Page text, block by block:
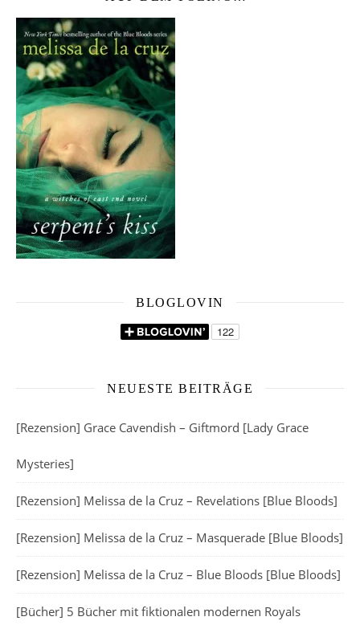
BLOGLOVIN
NEUESTE BEITRÄGE
[Rezension] Grace Cavendish – Giftmord [Lady Grace
Mysteries]
[Rezension] Melissa de la Cruz – Revelations [Blue Bloods]
[Rezension] Melissa de la Cruz – Masquerade [Blue Bloods]
[Rezension] Melissa de la Cruz – Blue Bloods [Blue Bloods]
[Bücher] 5 Bücher mit fiktionalen modernen Royals